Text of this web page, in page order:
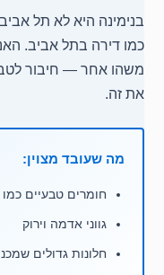
בנימינה היא לא תל
כמו דירה בתל אביב.
משהו אחר — חיבור
את זה.
מה שעובד מצוין:
חומרים טבעיים
גווני אדמה וירוק
חלונות גדולים